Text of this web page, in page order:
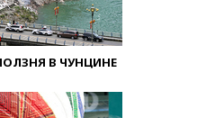
В ЧУНЦИНЕ